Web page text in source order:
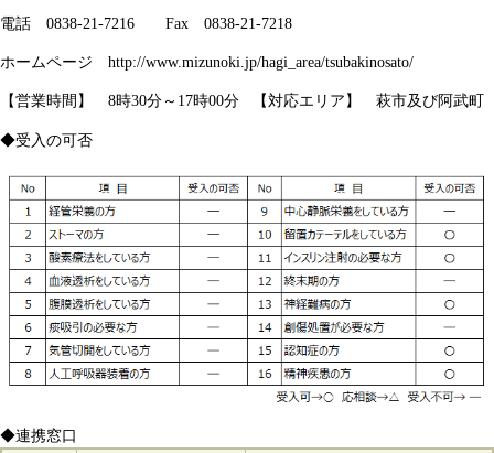
電話 0838-21-7216 Fax 0838-21-7218
ホームページ http://www.mizunoki.jp/hagi_area/tsubakinosato/
【営業時間】 8時30分～17時00分 【対応エリア】 萩市及び阿武町
​◆受入の可否
◆連携窓口